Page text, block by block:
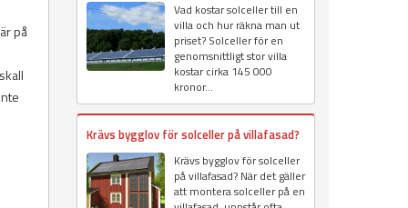
på
Vad kostar solceller till en
villa och hur räkna man ut
priset? Solceller för en
genomsnittligt stor villa
kostar cirka 145 000
kronor...
Krävs bygglov för solceller på villafasad?
Krävs bygglov för solceller
på villafasad? När det gäller
att montera solceller på en